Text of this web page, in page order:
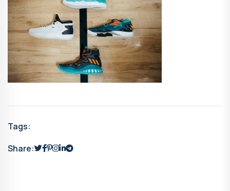
Tags:
Share: